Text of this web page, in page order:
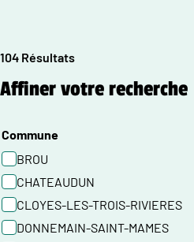
104 Résultats
Affiner votre recherche
Commune
BROU
CHATEAUDUN
CLOYES-LES-TROIS-RIVIERES
DONNEMAIN-SAINT-MAMES